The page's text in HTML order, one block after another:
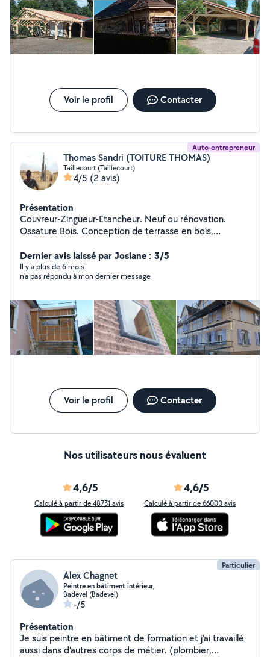
Voir le profil Contacter
Auto-entrepreneur
Thomas Sandri (TOITURE THOMAS)
Taillecourt (Taillecourt)
4/5 (2 avis)
Présentation
Couvreur-Zingueur-Etancheur. Neuf ou rénovation.
Ossature Bois. Conception de terrasse en bois,
Remplacement de velux. Pose de lambris pvc ou bois
sous toiture. Zinguerie : Gouttière, rive, solin,
remplacement de manteau de cheminée. Bardage
Isolation de combles, murs Petite charpente (carport,
avancée...) Assurance décennale et RC pro à jour
Dernier avis laissé par Josiane : 3/5
Il y a plus de 6 mois
n'a pas répondu à mon dernier message
Voir le profil Contacter
Nos utilisateurs nous évaluent
4,6/5
Calculé à partir de 48731 avis
4,6/5
Calculé à partir de 66000 avis
Particulier
Alex Chagnet
Peintre en bâtiment intérieur,
Badevel (Badevel)
-/5
Présentation
Je suis peintre en bâtiment de formation et j'ai travaillé
aussi dans d'autres corps de métier. (plombier,